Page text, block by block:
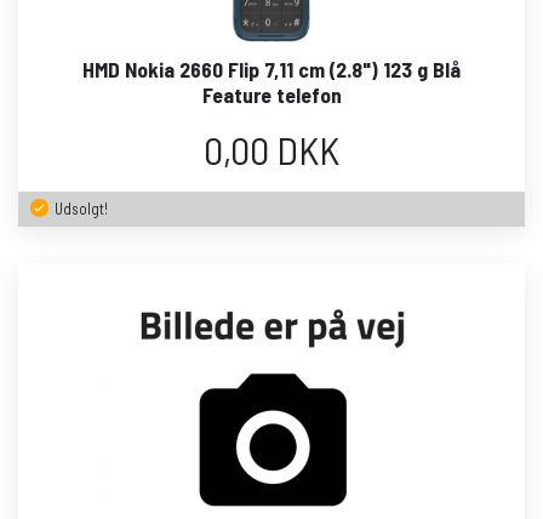
HMD Nokia 2660 Flip 7,11 cm (2.8") 123 g Blå
Feature telefon
0,00 DKK
Udsolgt!